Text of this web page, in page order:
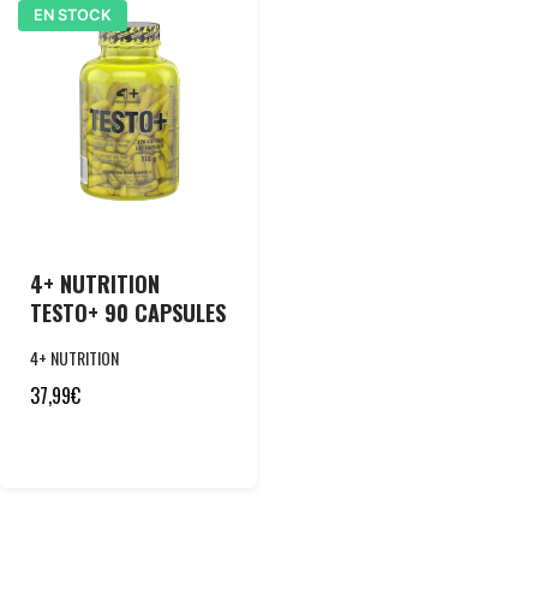
EN STOCK
4+ NUTRITION
TESTO+ 90 CAPSULES
4+ NUTRITION
37,99€